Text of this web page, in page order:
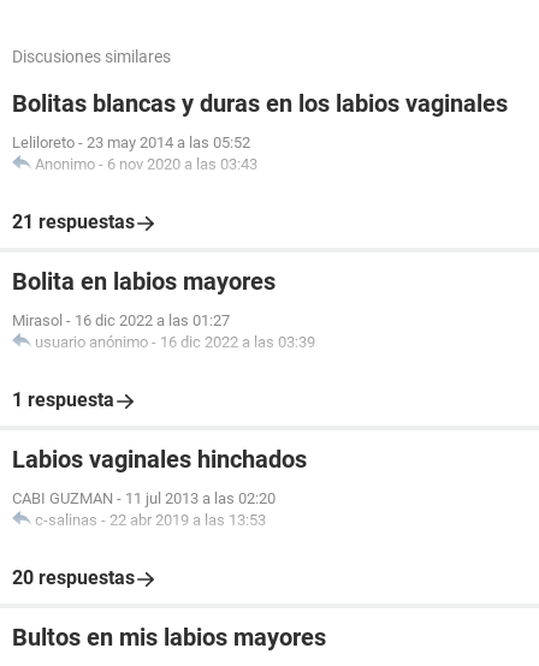
Discusiones similares
Bolitas blancas y duras en los labios vaginales
Leliloreto - 23 may 2014 a las 05:52
Anonimo - 6 nov 2020 a las 03:43
21 respuestas
Bolita en labios mayores
Mirasol - 16 dic 2022 a las 01:27
usuario anónimo - 16 dic 2022 a las 03:39
1 respuesta
Labios vaginales hinchados
CABI GUZMAN - 11 jul 2013 a las 02:20
c-salinas - 22 abr 2019 a las 13:53
20 respuestas
Bultos en mis labios mayores